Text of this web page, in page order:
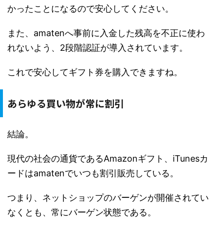
かったことになるので安心してください。
また、amatenへ事前に入金した残高を不正に使わ
れないよう、2段階認証が導入されています。
これで安心してギフト券を購入できますね。
あらゆる買い物が常に割引
結論。
現代の社会の通貨であるAmazonギフト、iTunesカ
ードはamatenでいつも割引販売している。
つまり、ネットショップのバーゲンが開催されてい
なくとも、常にバーゲン状態である。